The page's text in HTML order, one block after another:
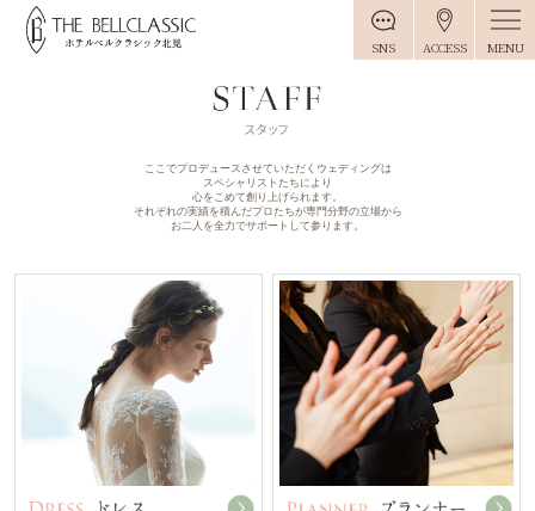
SNS ACCESS MENU
ここでプロデュースさせていただくウェディングは
スペシャリストたちにより
心をこめて創り上げられます。
それぞれの実績を積んだプロたちが専門分野の立場から
お二人を全力でサポートして参ります。